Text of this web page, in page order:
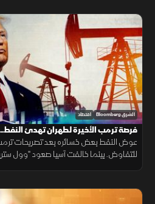
الشرق Bloomberg اقتصاد
فرصة ترمب الأخيرة لطهران تهدئ
النفطي السعودي
عوض النفط بعض خسائره بعد تصريحات
للتفاوض. بينما خالفت آسيا صعود "وول